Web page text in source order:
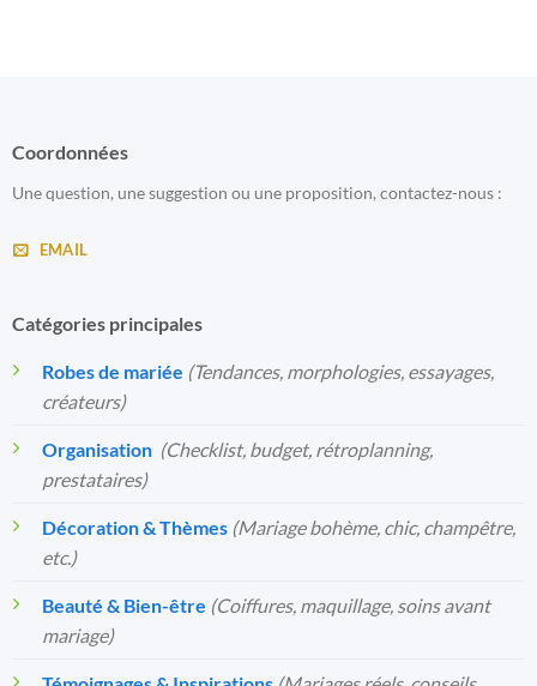
Coordonnées
Une question, une suggestion ou une proposition, contactez-nous :
EMAIL
Catégories principales
Robes de mariée (Tendances, morphologies, essayages,
créateurs)
Organisation️ (Checklist, budget, rétroplanning,
prestataires)
Décoration & Thèmes (Mariage bohème, chic, champêtre,
etc.)
Beauté & Bien-être (Coiffures, maquillage, soins avant
mariage)